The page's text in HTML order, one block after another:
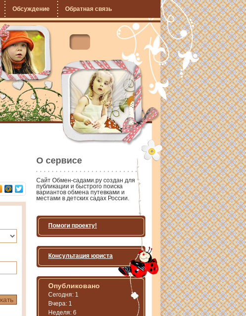
Обсуждение Обратная связь
О сервисе
Сайт Обмен-садами.ру создан для
публикации и быстрого поиска
вариантов обмена путевками и
местами в детских садах России.
Помоги проекту!
Консультация юриста
Опубликовано
Сегодня: 1
Вчера: 1
Неделя: 6